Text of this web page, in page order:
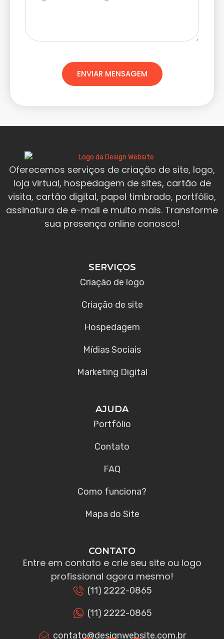
ENVIAR MENSAGEM
Oferecemos serviços de criação de site, logo,
loja virtual, hospedagem de sites, cartão de
visita, cartão digital, papel timbrado, portfólio,
assinatura de e-mail e muito mais. Transforme
sua presença online conosco!
SERVIÇOS
Criação de logo
Criação de site
Hospedagem
Mídias Sociais
Marketing Digital
AJUDA
Portfólio
Contato
FAQ
Como funciona?
Mapa do Site
CONTATO
Entre em contato e crie seu site ou logo
profissional agora mesmo!
(11) 2222-0865
(11) 2222-0865
contato@designwebsite.com.br